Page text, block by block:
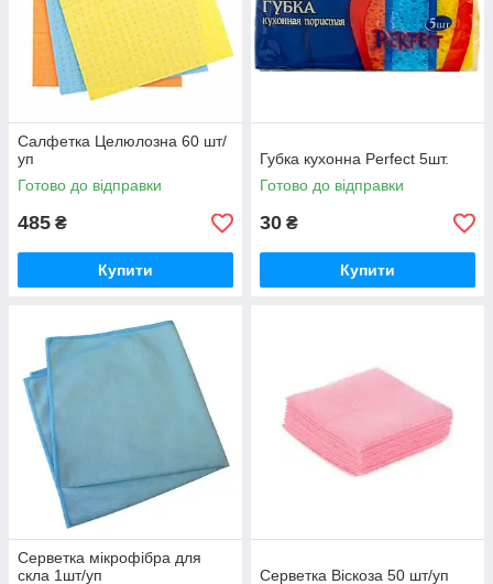
Салфетка Целюлозна 60 шт/
уп
Готово до відправки
485 ₴
Купити
Губка кухонна Perfect 5шт.
Готово до відправки
30 ₴
Купити
Cерветка мікрофібра для
скла 1шт/уп
Серветка Віскоза 50 шт/уп